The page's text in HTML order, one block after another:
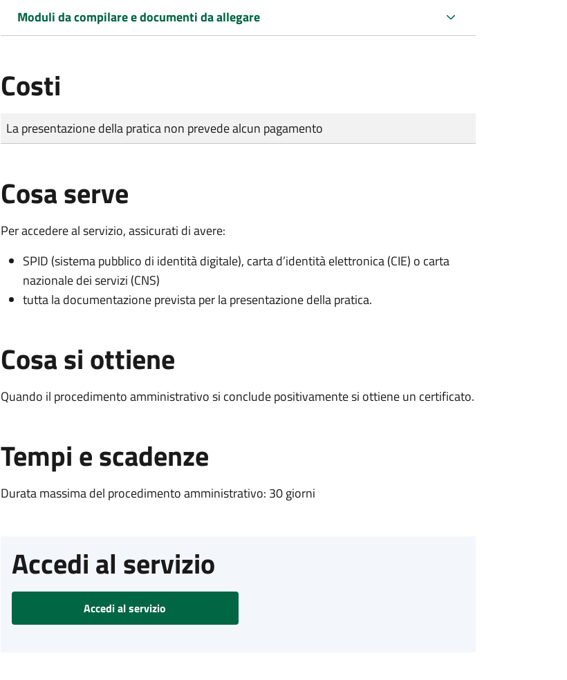
Moduli da compilare e documenti da allegare
Costi
Tipo di pagamento
Importo
La presentazione della pratica non prevede alcun pagamento
Cosa serve
Per accedere al servizio, assicurati di avere:
SPID (sistema pubblico di identità digitale), carta d’identità elettronica (CIE) o carta
nazionale dei servizi (CNS)
tutta la documentazione prevista per la presentazione della pratica.
Cosa si ottiene
Quando il procedimento amministrativo si conclude positivamente si ottiene un certificato.
Tempi e scadenze
Durata massima del procedimento amministrativo: 30 giorni
Accedi al servizio
Accedi al servizio